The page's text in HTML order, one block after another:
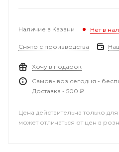
Наличие в Казани Нет в
Снято с производства
Хочу в подарок
Самовывоз сегодня -
Доставка - 500 ₽
Цена действительна только
может отличаться от цен в